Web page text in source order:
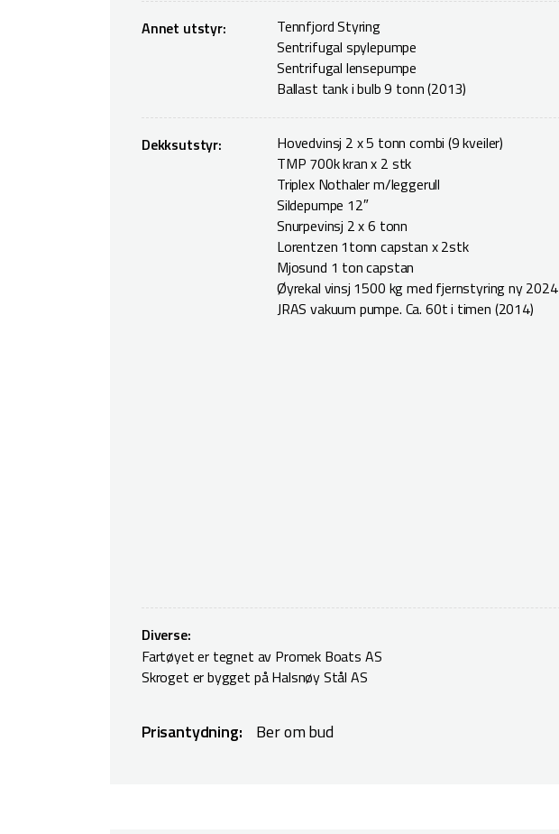
Annet utstyr:
Tennfjord Styring
Sentrifugal spylepumpe
Sentrifugal lensepumpe
Ballast tank i bulb 9 tonn (2013)
Dekksutstyr:
Hovedvinsj 2 x 5 tonn combi (9 kveiler)
TMP 700k kran x 2 stk
Triplex Nothaler m/leggerull
Sildepumpe 12″
Snurpevinsj 2 x 6 tonn
Lorentzen 1tonn capstan x 2stk
Mjosund 1 ton capstan
Øyrekal vinsj 1500 kg med fjernstyring ny 2024
JRAS vakuum pumpe. Ca. 60t i timen (2014)
Diverse:
Fartøyet er tegnet av Promek Boats AS
Skroget er bygget på Halsnøy Stål AS
Prisantydning: Ber om bud